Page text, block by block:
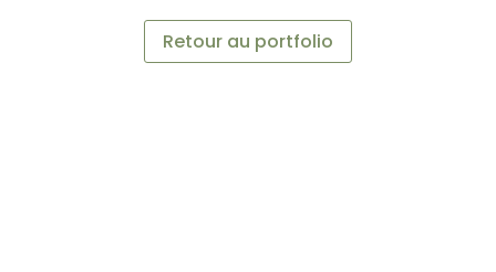
Retour au portfolio